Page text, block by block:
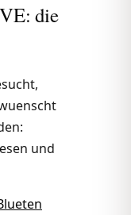
die
und